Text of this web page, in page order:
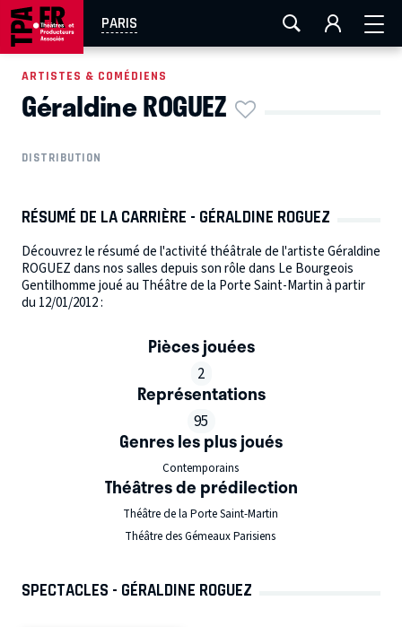
PARIS
AIX-MARSEILLE LA ROCHELLE
EN TOURNÉE
ARTISTES & COMÉDIENS
Géraldine ROGUEZ
DISTRIBUTION
RÉSUMÉ DE LA CARRIÈRE - GÉRALDINE ROGUEZ
Découvrez le résumé de l'activité théâtrale de l'artiste Géraldine
ROGUEZ dans nos salles depuis son rôle dans Le Bourgeois
Gentilhomme joué au Théâtre de la Porte Saint-Martin à partir
du 12/01/2012 :
Pièces jouées
2
Représentations
95
Genres les plus joués
Contemporains
Théâtres de prédilection
Théâtre de la Porte Saint-Martin
Théâtre des Gémeaux Parisiens
SPECTACLES - GÉRALDINE ROGUEZ